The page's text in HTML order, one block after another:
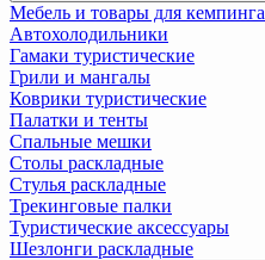
Мебель и товары для кемпинга
Автохолодильники
Гамаки туристические
Грили и мангалы
Коврики туристические
Палатки и тенты
Спальные мешки
Столы раскладные
Стулья раскладные
Трекинговые палки
Туристические аксессуары
Шезлонги раскладные